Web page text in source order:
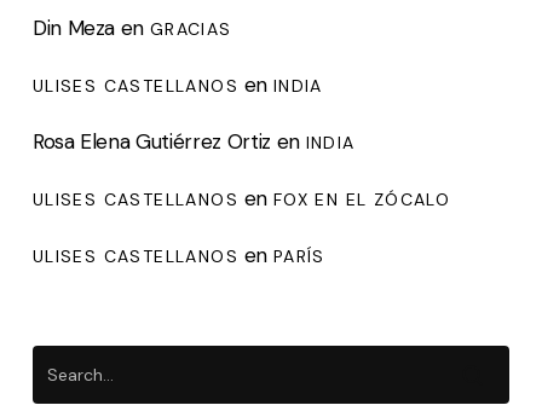
Din Meza en GRACIAS
ULISES CASTELLANOS en INDIA
Rosa Elena Gutiérrez Ortiz en INDIA
ULISES CASTELLANOS en FOX EN EL ZÓCALO
ULISES CASTELLANOS en PARÍS